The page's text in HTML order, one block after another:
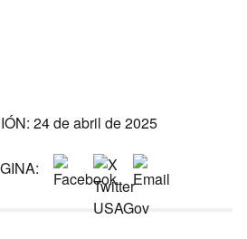
24 de abril de 2025